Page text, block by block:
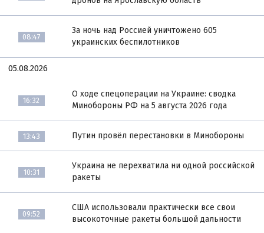
08:47
За ночь над Россией уничтожено 605
украинских беспилотников
05.08.2026
16:32
О ходе спецоперации на Украине: сводка
Минобороны РФ на 5 августа 2026 года
13:43 Путин провёл перестановки в Минобороны
10:31
Украина не перехватила ни одной российской
ракеты
09:52
США использовали практически все свои
высокоточные ракеты большой дальности